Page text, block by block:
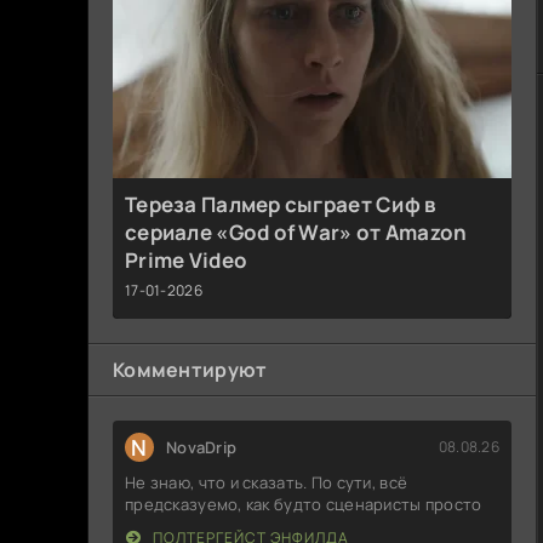
Тереза Палмер сыграет Сиф в
сериале «God of War» от Amazon
Prime Video
17-01-2026
Комментируют
N NovaDrip 08.08.26
Не знаю, что и сказать. По сути, всё
предсказуемо, как будто сценаристы просто
ПОЛТЕРГЕЙСТ ЭНФИЛДА